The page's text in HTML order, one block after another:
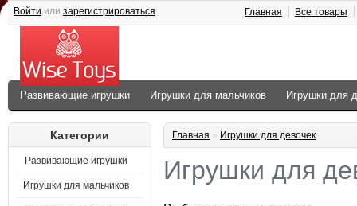
Войти или зарегистрироваться Главная Все товары
Развивающие игрушки Игрушки для мальчиков Игрушки для
Категории
Развивающие игрушки
Игрушки для мальчиков
Главная » Игрушки для девочек
Игрушки для